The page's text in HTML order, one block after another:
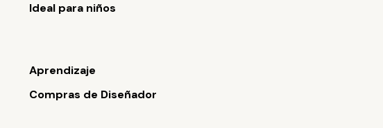
Ideal para niños
Aprendizaje
Compras de Diseñador